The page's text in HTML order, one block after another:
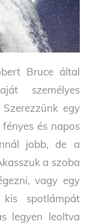
Bruce által
személyes
egy
és napos
jobb, de a
a szoba
vagy egy
spotlámpát
legyen leoltva